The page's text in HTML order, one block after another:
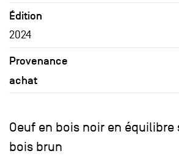
Édition
2024
Provenance
achat
Oeuf en bois noir en équilibre
bois brun